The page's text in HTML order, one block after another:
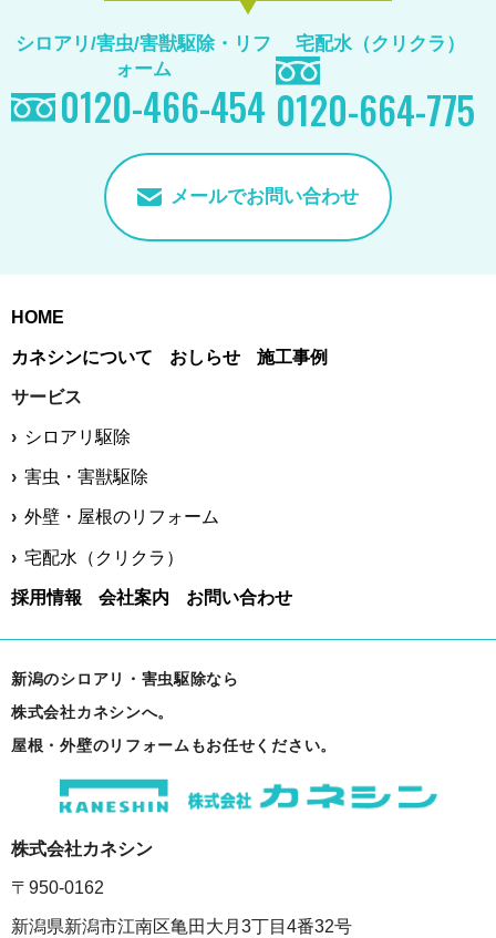
シロアリ/害虫/害獣駆除・リフ
ォーム
0120-466-454
宅配水（クリクラ）
0120-664-775
メールでお問い合わせ
HOME
カネシンについて おしらせ 施工事例
サービス
シロアリ駆除
害虫・害獣駆除
外壁・屋根のリフォーム
宅配水（クリクラ）
採用情報 会社案内 お問い合わせ
新潟のシロアリ・害虫駆除なら
株式会社カネシンへ。
屋根・外壁のリフォームもお任せください。
株式会社カネシン
〒950-0162
新潟県新潟市江南区亀田大月3丁目4番32号